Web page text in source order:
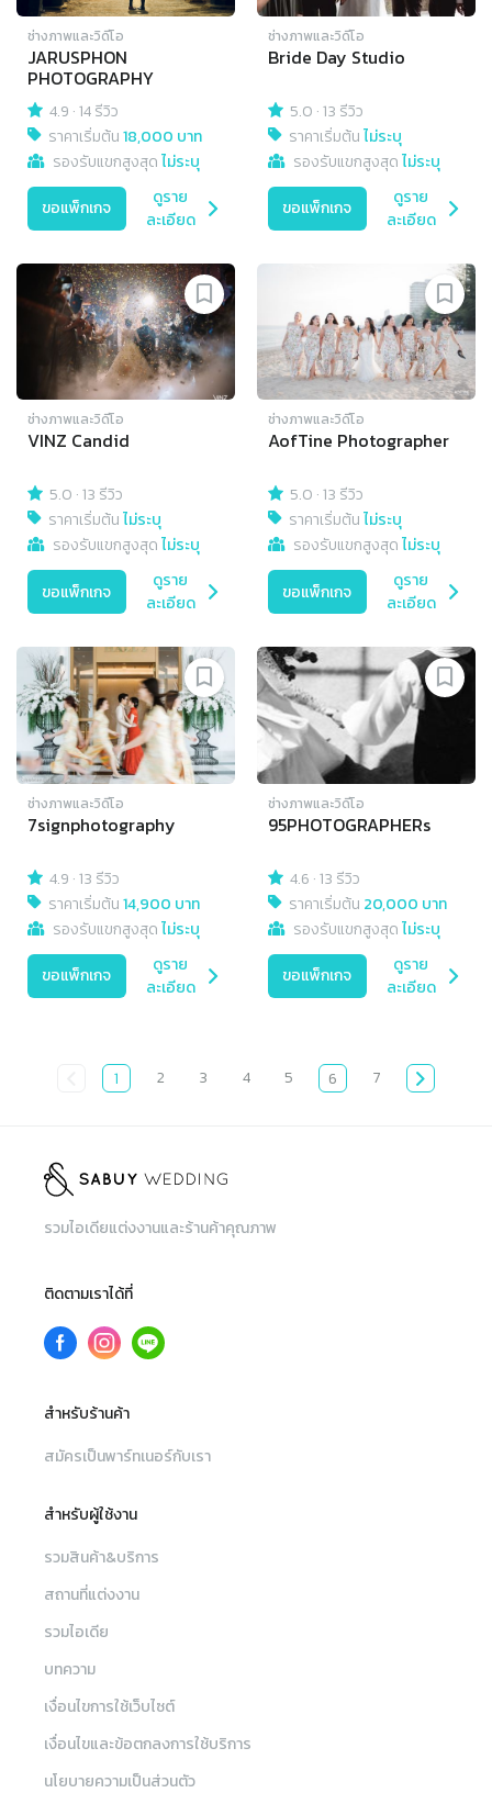
ช่างภาพและวิดีโอ
JARUSPHON
PHOTOGRAPHY
4.9 ·14 รีวิว
ราคาเริ่มต้น18,000 บาท
รองรับแขกสูงสุดไม่ระบุ
ขอแพ็กเกจ
ดูราย
ละเอียด
ช่างภาพและวิดีโอ
Bride Day Studio
5.0 ·13 รีวิว
ราคาเริ่มต้นไม่ระบุ
รองรับแขกสูงสุดไม่ระบุ
ขอแพ็กเกจ
ดูราย
ละเอียด
ช่างภาพและวิดีโอ
VINZ Candid
5.0 ·13 รีวิว
ราคาเริ่มต้นไม่ระบุ
รองรับแขกสูงสุดไม่ระบุ
ขอแพ็กเกจ
ดูราย
ละเอียด
ช่างภาพและวิดีโอ
AofTine Photographer
5.0 ·13 รีวิว
ราคาเริ่มต้นไม่ระบุ
รองรับแขกสูงสุดไม่ระบุ
ขอแพ็กเกจ
ดูราย
ละเอียด
ช่างภาพและวิดีโอ
7signphotography
4.9 ·13 รีวิว
ราคาเริ่มต้น14,900 บาท
รองรับแขกสูงสุดไม่ระบุ
ขอแพ็กเกจ
ดูราย
ละเอียด
ช่างภาพและวิดีโอ
95PHOTOGRAPHERs
4.6 ·13 รีวิว
ราคาเริ่มต้น 20,000 บาท
รองรับแขกสูงสุดไม่ระบุ
ขอแพ็กเกจ
ดูราย
ละเอียด
1 2 3 4 5 6 7
รวมไอเดียแต่งงานและร้านค้าคุณภาพ
ติดตามเราได้ที่
สำหรับร้านค้า
สมัครเป็นพาร์ทเนอร์กับเรา
สำหรับผู้ใช้งาน
รวมสินค้า&บริการ
สถานที่แต่งงาน
รวมไอเดีย
บทความ
เงื่อนไขการใช้เว็บไซต์
เงื่อนไขและข้อตกลงการใช้บริการ
นโยบายความเป็นส่วนตัว